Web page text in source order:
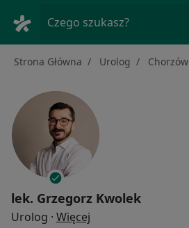
Czego szukasz?
Strona Główna Urolog Chorzów
lek. Grzegorz Kwolek
Urolog · Więcej